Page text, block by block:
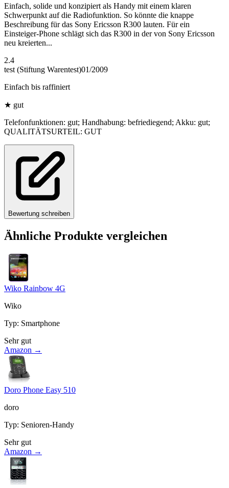
Einfach, solide und konzipiert als Handy mit einem klaren
Schwerpunkt auf die Radiofunktion. So könnte die knappe
Beschreibung für das Sony Ericsson R300 lauten. Für ein
Einsteiger-Phone schlägt sich das R300 in der von Sony Ericsson
neu kreierten...
2.4
test (Stiftung Warentest)01/2009
Einfach bis raffiniert
★ gut
Telefonfunktionen: gut; Handhabung: befriediegend; Akku: gut;
QUALITÄTSURTEIL: GUT
Bewertung schreiben
Ähnliche Produkte vergleichen
Wiko Rainbow 4G
Wiko
Typ: Smartphone
Sehr gut
Amazon →
Doro Phone Easy 510
doro
Typ: Senioren-Handy
Sehr gut
Amazon →